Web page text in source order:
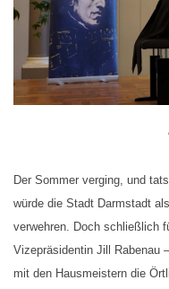
Der Sommer verging, und
würde die Stadt Darmstadt
verwehren. Doch schließlich
Vizepräsidentin Jill Rabenau
mit den Hausmeistern die